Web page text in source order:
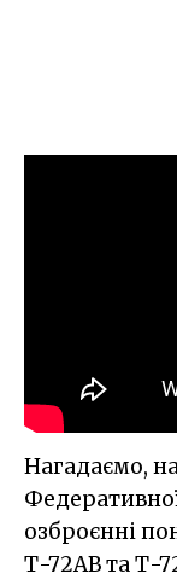
Нагадаємо,
озброєнні
Т-72АВ та Т-